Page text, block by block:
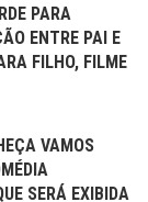
PARA
ENTRE PAI E
FILHO, FILME
VAMOS
SERÁ EXIBIDA